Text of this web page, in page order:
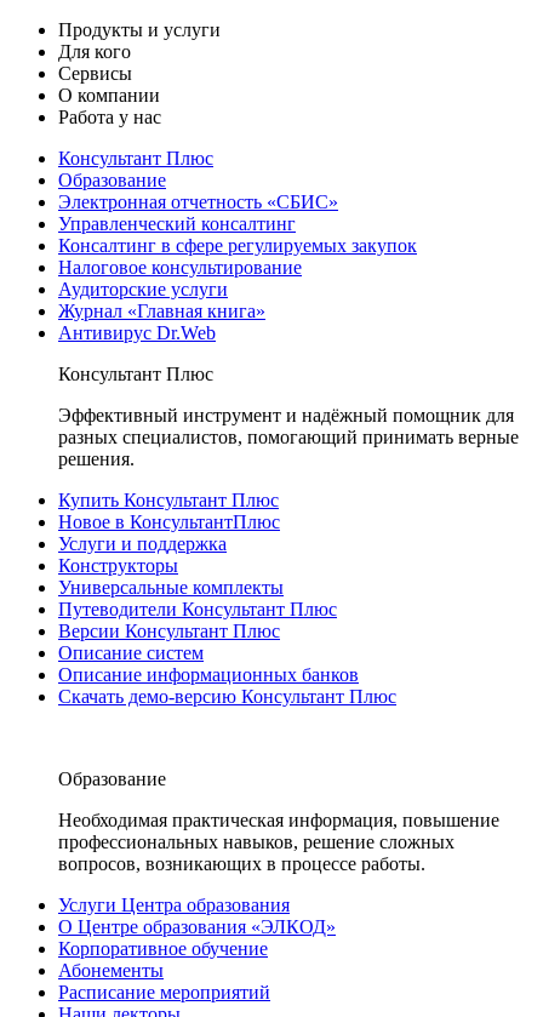
Продукты и услуги
Для кого
Сервисы
О компании
Работа у нас
Консультант Плюс
Образование
Электронная отчетность «СБИС»
Управленческий консалтинг
Консалтинг в сфере регулируемых закупок
Налоговое консультирование
Аудиторские услуги
Журнал «Главная книга»
Антивирус Dr.Web
Консультант Плюс
Эффективный инструмент и надёжный помощник для
разных специалистов, помогающий принимать верные
решения.
Купить Консультант Плюс
Новое в КонсультантПлюс
Услуги и поддержка
Конструкторы
Универсальные комплекты
Путеводители Консультант Плюс
Версии Консультант Плюс
Описание систем
Описание информационных банков
Скачать демо-версию Консультант Плюс
Образование
Необходимая практическая информация, повышение
профессиональных навыков, решение сложных
вопросов, возникающих в процессе работы.
Услуги Центра образования
О Центре образования «ЭЛКОД»
Корпоративное обучение
Абонементы
Расписание мероприятий